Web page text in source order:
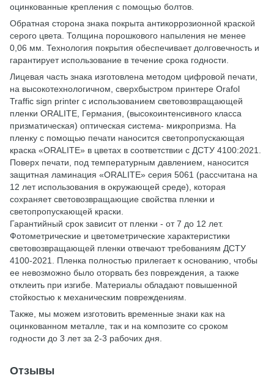
оцинкованные крепления с помощью болтов.
Обратная сторона знака покрыта антикоррозионной краской
серого цвета. Толщина порошкового напыления не менее
0,06 мм. Технология покрытия обеспечивает долговечность и
гарантирует использование в течение срока годности.
Лицевая часть знака изготовлена ​​методом цифровой печати,
на высокотехнологичном, сверхбыстром принтере Orafol
Traffic sign printer с использованием световозвращающей
пленки ORALITE, Германия, (высокоинтенсивного класса
призматическая) оптическая система- микропризма. На
пленку с помощью печати наносится светопропускающая
краска «ORALITE» в цветах в соответствии с ДСТУ 4100:2021.
Поверх печати, под температурным давлением, наносится
защитная ламинация «ORALITE» серия 5061 (рассчитана на
12 лет использования в окружающей среде), которая
сохраняет световозвращающие свойства пленки и
светопропускающей краски.
Гарантийный срок зависит от пленки - от 7 до 12 лет.
Фотометрические и цветометрические характеристики
световозвращающей пленки отвечают требованиям ДСТУ
4100-2021. Пленка полностью прилегает к основанию, чтобы
ее невозможно было оторвать без повреждения, а также
отклеить при изгибе. Материалы обладают повышенной
стойкостью к механическим повреждениям.
Также, мы можем изготовить временные знаки как на
оцинкованном металле, так и на композите со сроком
годности до 3 лет за 2-3 рабочих дня.
Отзывы